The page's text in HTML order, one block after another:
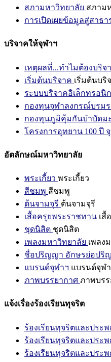
สภามหาวิทยาลัย สภาม
การเปิดเผยข้อมูลสู่สาธ
บริจาคให้จุฬาฯ
เหตุผลที่...ทำไมต้องบริจ
เริ่มต้นบริจาค เริ่มต้นบริ
ระบบบริจาคอิเล็กทรอนิ
กองทุนจุฬาลงกรณ์บรม
กองทุนภูมิคุ้มกันบำบัดมะ
โครงการอุทยาน 100 ปี
อัตลักษณ์มหาวิทยาลัย
พระเกี้ยว พระเกี้ยว
สีชมพู สีชมพู
ต้นจามจุรี ต้นจามจุรี
เสื้อครุยพระราชทาน เสื้
ชุดนิสิต ชุดนิสิต
เพลงมหาวิทยาลัย เพลง
ชื่อปริญญา อักษรย่อปริ
แบรนด์จุฬาฯ แบรนด์จุฬ
ภาพบรรยากาศ ภาพบร
แจ้งเรื่องร้องเรียนทุจริต
ร้องเรียนทุจริตและประ
ร้องเรียนทุจริตและประ
ร้องเรียนทุจริตและประ